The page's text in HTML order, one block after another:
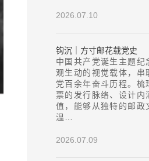
2026.07.10
钩沉｜方寸邮花载党史
中国共产党诞生主题纪
观生动的视觉载体，串
党百余年奋斗历程。梳
票的发行脉络、设计内
值，能够从独特的邮政
温…
2026.07.09